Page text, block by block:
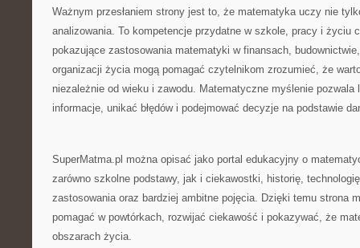
Ważnym przesłaniem strony jest to, że matematyka uczy nie
analizowania. To kompetencje przydatne w szkole, pracy i życiu
pokazujące zastosowania matematyki w finansach,
organizacji życia mogą pomagać czytelnikom zrozumieć, że
niezależnie od wieku i zawodu. Matematyczne myślenie pozwala
informacje, unikać błędów i podejmować decyzje na podstawie
SuperMatma.pl można opisać jako portal edukacyjny o
zarówno szkolne podstawy, jak i ciekawostki, historię,
zastosowania oraz bardziej ambitne pojęcia. Dzięki temu strona
pomagać w powtórkach, rozwijać ciekawość i pokazywać, że
obszarach życia.